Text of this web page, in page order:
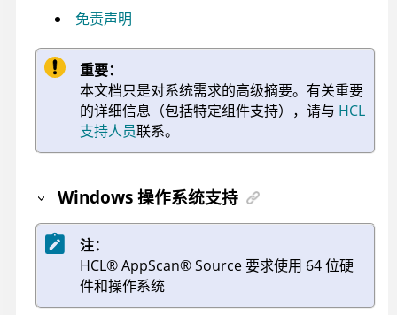
免责声明
重要：
本文档只是对系统需求的高级摘要。有关重要
的详细信息（包括特定组件支持），请与 HCL
支持人员联系。
Windows 操作系统支持
注：
HCL®AppScan®Source要求使用 64 位硬
件和操作系统